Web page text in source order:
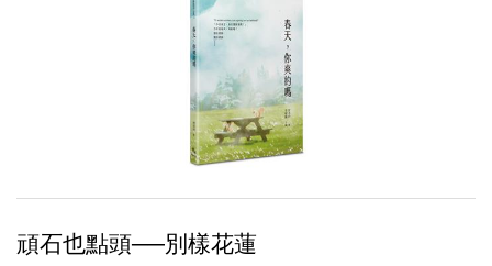
頑石也點頭──別樣花蓮